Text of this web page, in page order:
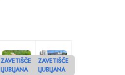
ZAVETIŠČE
LJUBLJANA
ZAVETIŠČE
LJUBLJANA